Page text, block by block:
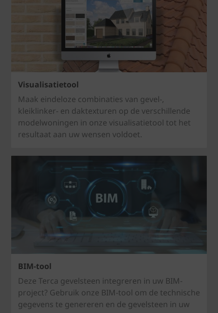
Visualisatietool
Maak eindeloze combinaties van gevel-,
kleiklinker- en daktexturen op de verschillende
modelwoningen in onze visualisatietool tot het
resultaat aan uw wensen voldoet.
BIM-tool
Deze Terca gevelsteen integreren in uw BIM-
project? Gebruik onze BIM-tool om de technische
gegevens te genereren en de gevelsteen in uw